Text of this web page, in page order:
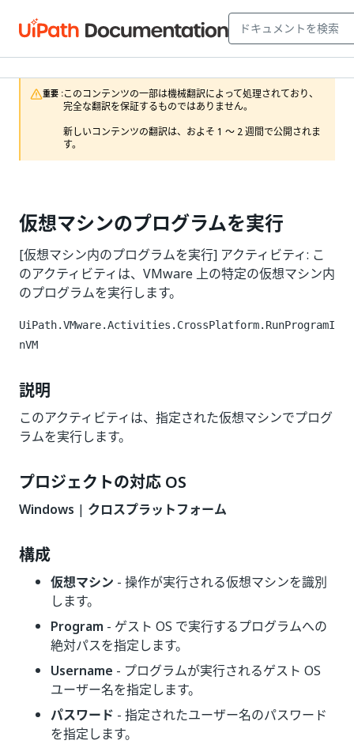
重要 :このコンテンツの一部は機械翻訳によって処理されており、
完全な翻訳を保証するものではありません。
新しいコンテンツの翻訳は、およそ 1 ～ 2 週間で公開されま
す。
仮想マシンのプログラムを実行
[仮想マシン内のプログラムを実行] アクティビティ: こ
のアクティビティは、VMware 上の特定の仮想マシン内
のプログラムを実行します。
UiPath.VMware.Activities.CrossPlatform.RunProgramI
nVM
説明
このアクティビティは、指定された仮想マシンでプログ
ラムを実行します。
プロジェクトの対応 OS
Windows | クロスプラットフォーム
構成
仮想マシン - 操作が実行される仮想マシンを識別
します。
Program - ゲスト OS で実行するプログラムへの
絶対パスを指定します。
Username - プログラムが実行されるゲスト OS
ユーザー名を指定します。
パスワード - 指定されたユーザー名のパスワード
を指定します。